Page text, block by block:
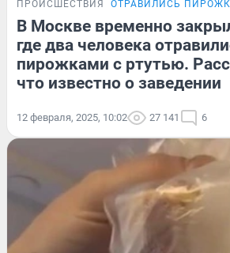
ПРОИСШЕСТВИЯ ОТРАВИЛИСЬ
В Москве временно
где два человека
пирожками с ртутью.
что известно о заведении
12 февраля, 2025, 10:02 27 141 6